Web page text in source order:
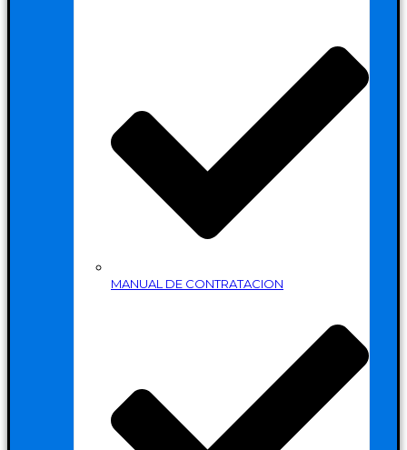
MANUAL DE CONTRATACION